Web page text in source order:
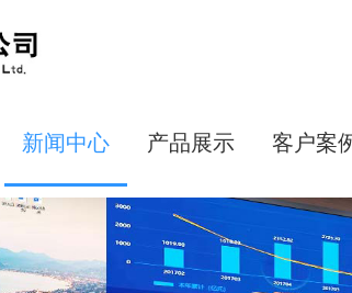
新闻中心 产品展示 客户案